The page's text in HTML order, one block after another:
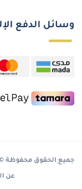
وسائل الدفع
جميع الحقوق محفوظة ©
عن